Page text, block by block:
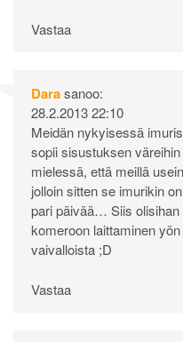
Vastaa
Darasanoo:
28.2.2013 22:10
Meidän nykyisessä
sopii sisustuksen
mielessä, että meillä
jolloin sitten se imurikin
pari päivää… Siis
komeroon laittaminen
vaivalloista ;D
Vastaa